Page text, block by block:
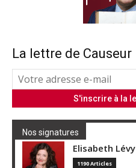
La lettre de Causeur
Nos signatures
Elisabeth Lévy
1190 Articles